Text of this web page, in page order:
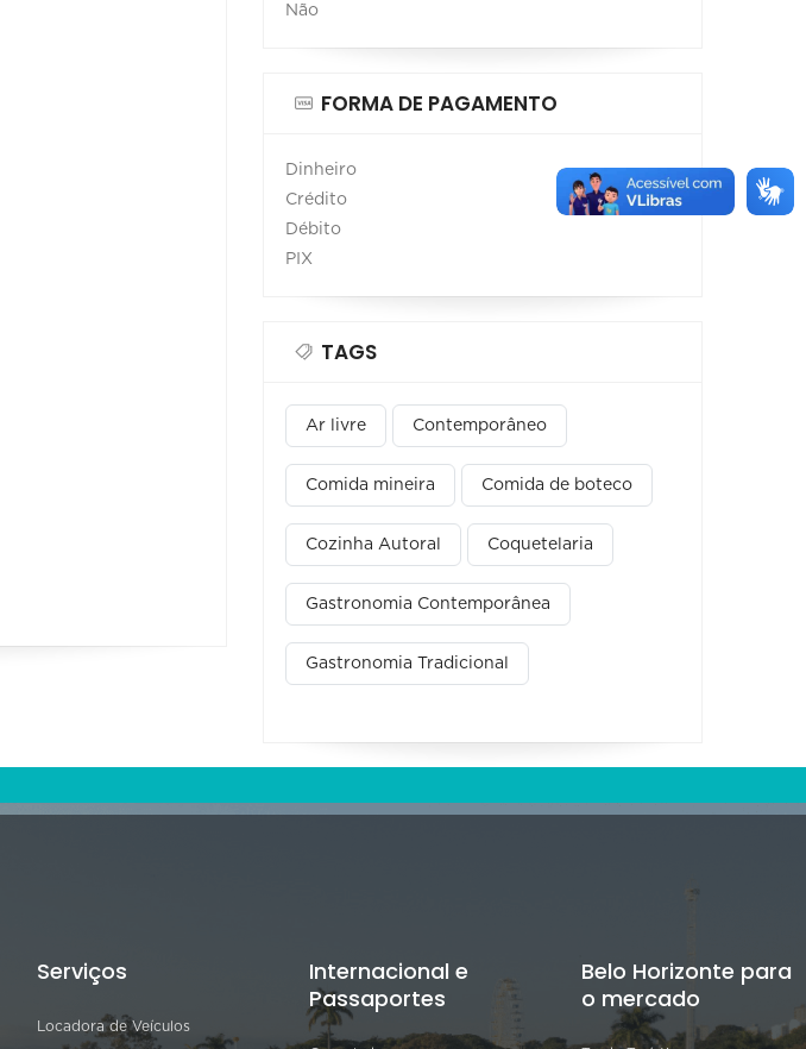
Não
FORMA DE PAGAMENTO
Dinheiro
Crédito
Débito
PIX
TAGS
Ar livre Contemporâneo
Comida mineira Comida de boteco
Cozinha Autoral Coquetelaria
Gastronomia Contemporânea
Gastronomia Tradicional
Serviços
Locadora de Veículos
Internacional e
Passaportes
Belo Horizonte para
o mercado